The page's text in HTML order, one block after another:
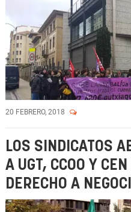
20 FEBRERO, 2018
LOS SINDICATOS
A UGT, CCOO Y
DERECHO A